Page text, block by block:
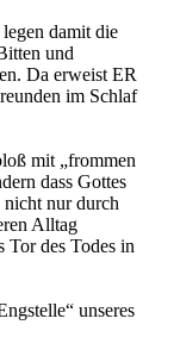
damit die
und
Da erweist ER
im Schlaf
mit „frommen
dass Gottes
nicht nur durch
Alltag
Tor des Todes in
unseres